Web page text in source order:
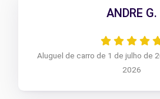
ANDRE G.
Aluguel de carro de 1 de julho de
2026